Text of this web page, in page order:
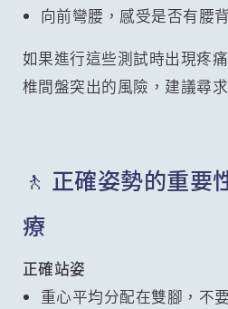
向前彎腰，感受是否有腰
如果進行這些測試時出現疼
椎間盤突出的風險，建議尋
🚶 正確姿勢的重要
療
正確站姿
重心平均分配在雙腳，不